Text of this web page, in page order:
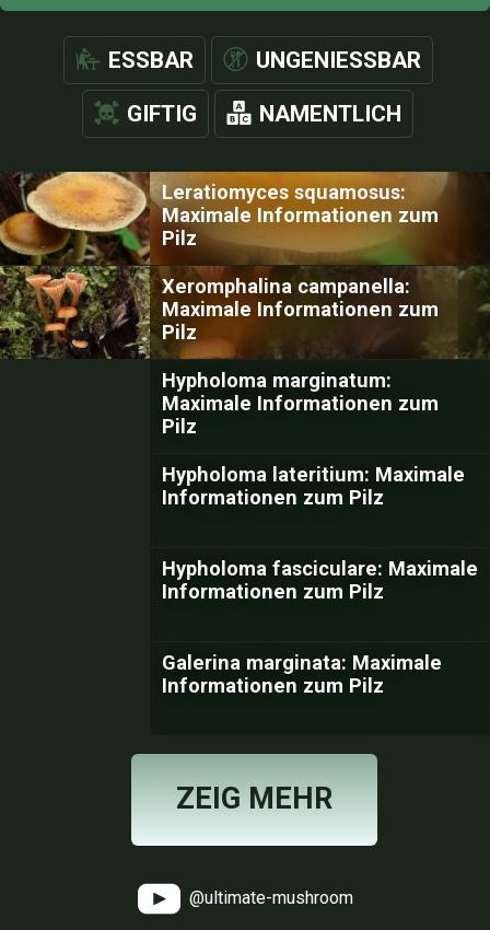
ESSBAR UNGENIESSBAR
GIFTIG NAMENTLICH
Leratiomyces squamosus:
Maximale Informationen zum
Pilz
Xeromphalina campanella:
Maximale Informationen zum
Pilz
Hypholoma marginatum:
Maximale Informationen zum
Pilz
Hypholoma lateritium: Maximale
Informationen zum Pilz
Hypholoma fasciculare: Maximale
Informationen zum Pilz
Galerina marginata: Maximale
Informationen zum Pilz
ZEIG MEHR
@ultimate-mushroom